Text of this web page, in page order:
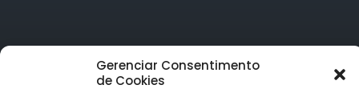
Gerenciar Consentimento
de Cookies
Contatos